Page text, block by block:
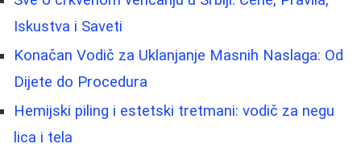
Iskustva i Saveti
Konačan Vodič za Uklanjanje Masnih Naslaga: Od
Dijete do Procedura
Hemijski piling i estetski tretmani: vodič za negu
lica i tela